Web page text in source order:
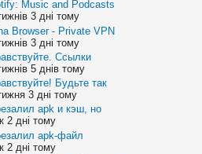
Music and Podcasts
3 дні тому
Browser - Private VPN
3 дні тому
Ссылки
5 днів тому
Будьте так
3 дні тому
apk и кэш, но
2 дні тому
apk-файл
2 дні тому